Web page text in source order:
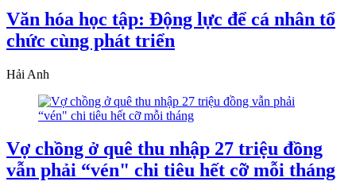
Văn hóa học tập: Động lực để cá nhân tổ
chức cùng phát triển
Hải Anh
Vợ chồng ở quê thu nhập 27 triệu đồng
vẫn phải “vén" chi tiêu hết cỡ mỗi tháng